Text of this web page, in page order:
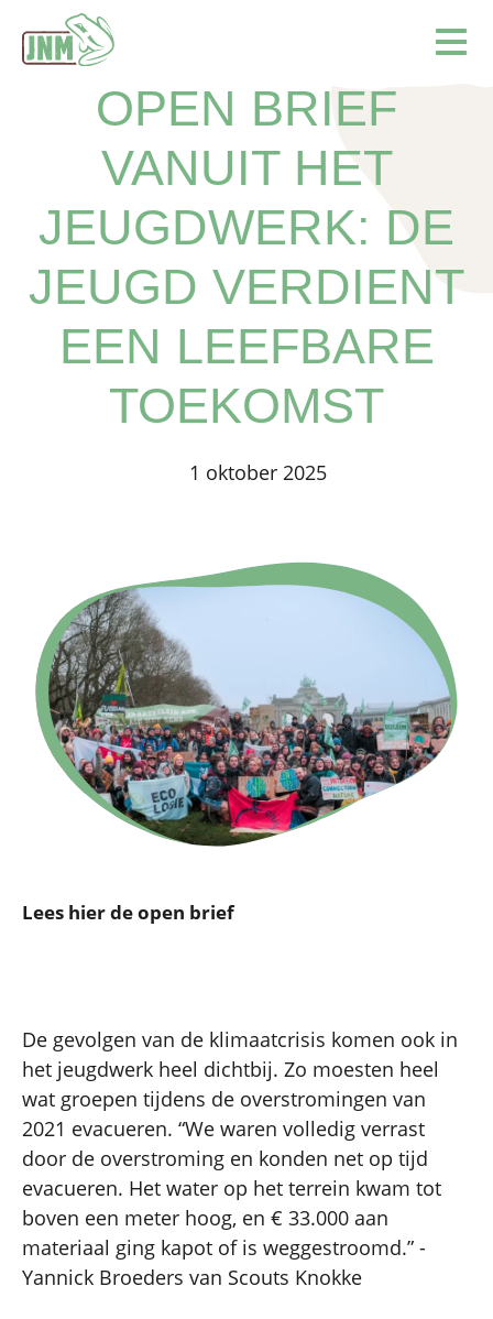
OPEN BRIEF
VANUIT HET
JEUGDWERK: DE
JEUGD VERDIENT
EEN LEEFBARE
TOEKOMST
1 oktober 2025
Lees hier de open brief
De gevolgen van de klimaatcrisis komen ook in
het jeugdwerk heel dichtbij. Zo moesten heel
wat groepen tijdens de overstromingen van
2021 evacueren. “We waren volledig verrast
door de overstroming en konden net op tijd
evacueren. Het water op het terrein kwam tot
boven een meter hoog, en € 33.000 aan
materiaal ging kapot of is weggestroomd.” -
Yannick Broeders van Scouts Knokke